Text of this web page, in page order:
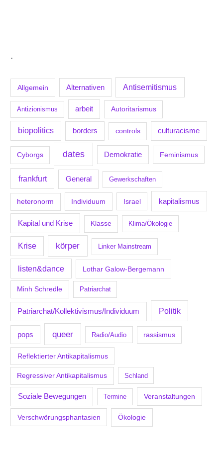
.
Allgemein Alternativen Antisemitismus
Antizionismus arbeit Autoritarismus
biopolitics borders controls culturacisme
Cyborgs dates Demokratie Feminismus
frankfurt General Gewerkschaften
heteronorm Individuum Israel kapitalismus
Kapital und Krise Klasse Klima/Ökologie
Krise körper Linker Mainstream
listen&dance Lothar Galow-Bergemann
Minh Schredle Patriarchat
Patriarchat/Kollektivismus/Individuum Politik
pops queer Radio/Audio rassismus
Reflektierter Antikapitalismus
Regressiver Antikapitalismus Schland
Soziale Bewegungen Termine Veranstaltungen
Verschwörungsphantasien Ökologie